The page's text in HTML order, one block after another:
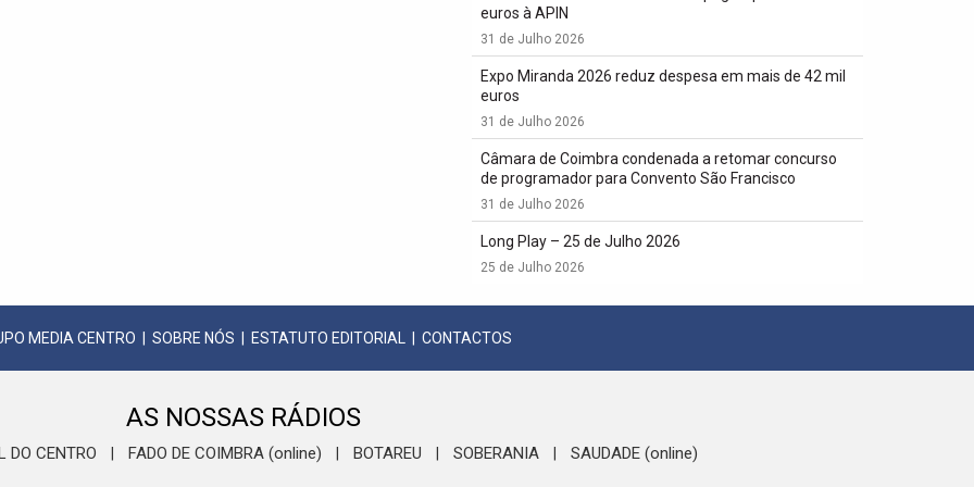
euros à APIN
31 de Julho 2026
Expo Miranda 2026 reduz despesa em mais de 42 mil
euros
31 de Julho 2026
Câmara de Coimbra condenada a retomar concurso
de programador para Convento São Francisco
31 de Julho 2026
Long Play – 25 de Julho 2026
25 de Julho 2026
MEDIA CENTRO SOBRE NÓS ESTATUTO EDITORIAL CONTACTOS
AS NOSSAS RÁDIOS
DO CENTRO FADO DE COIMBRA (online) BOTAREU SOBERANIA SAUDADE (online)